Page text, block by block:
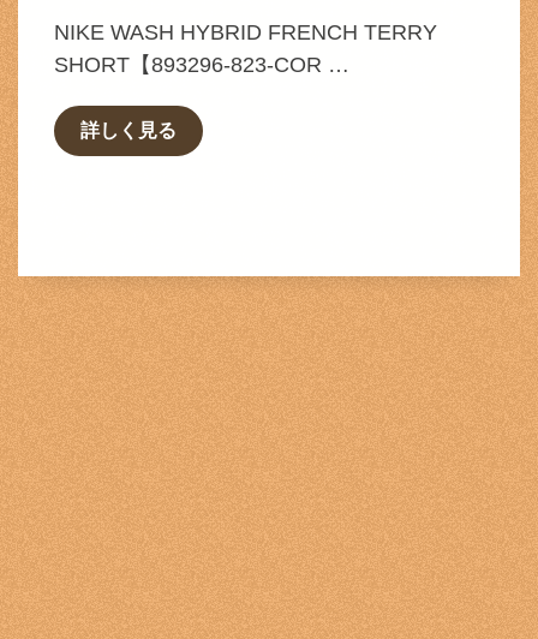
NIKE WASH HYBRID FRENCH TERRY
SHORT【893296-823-COR …
詳しく見る